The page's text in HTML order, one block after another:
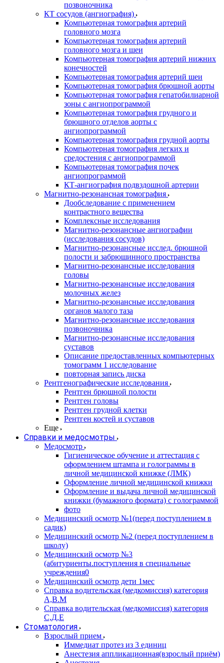
позвоночника
КТ сосудов (ангиография)
Компьютерная томография артерий
головного мозга
Компьютерная томография артерий
головного мозга и шеи
Компьютерная томография артерий нижних
конечностей
Компьютерная томография артерий шеи
Компьютерная томография брюшной аорты
Компьютерная томография гепатобилиарной
зоны с ангиопрограммой
Компьютерная томография грудного и
брюшного отделов аорты с
ангиопрограммой
Компьютерная томография грудной аорты
Компьютерная томография легких и
средостения с ангиопрограммой
Компьютерная томография почек
ангиопрограммой
КТ-ангиография подвздошной артерии
Магнитно-резонансная томография
Дообследование с применением
контрастного вещества
Комплексные исследования
Магнитно-резонансные ангиографии
(исследования сосудов)
Магнитно-резонансные исслед. брюшной
полости и забрюшинного пространства
Магнитно-резонансные исследования
головы
Магнитно-резонансные исследования
молочных желез
Магнитно-резонансные исследования
органов малого таза
Магнитно-резонансные исследования
позвоночника
Магнитно-резонансные исследования
суставов
Описание предоставленных компьютерных
томограмм 1 исследование
повторная запись диска
Рентгенографические исследования
Рентген брюшной полости
Рентген головы
Рентген грудной клетки
Рентген костей и суставов
Еще
Справки и медосмотры
Медосмотр
Гигиеническое обучение и аттестация с
оформлением штампа и голограммы в
личной медицинской книжке (ЛМК)
Оформление личной медицинской книжки
Оформление и выдача личной медицинской
книжки (бумажного формата) с голограммой
фото
Медицинский осмотр №1(перед поступлением в
садик)
Медицинский осмотр №2 (перед поступлением в
школу)
Медицинский осмотр №3
(абитуриенты.поступления в специальные
учреждения0
Медицинский осмотр дети 1мес
Справка водительская (медкомиссия) категория
А,В.М
Справка водительская (медкомиссия) категория
С,Д,Е
Стоматология
Взрослый прием
Иммедиат протез из 3 единиц
Анестезия аппликационная(взрослый приём)